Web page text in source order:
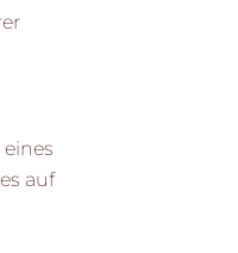
auf